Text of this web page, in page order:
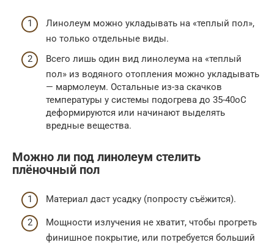
Линолеум можно укладывать на «теплый пол»,
но только отдельные виды.
Всего лишь один вид линолеума на «теплый
пол» из водяного отопления можно укладывать
— мармолеум. Остальные из-за скачков
температуры у системы подогрева до 35-40оС
деформируются или начинают выделять
вредные вещества.
Можно ли под линолеум стелить
плёночный пол
Материал даст усадку (попросту съёжится).
Мощности излучения не хватит, чтобы прогреть
финишное покрытие, или потребуется больший